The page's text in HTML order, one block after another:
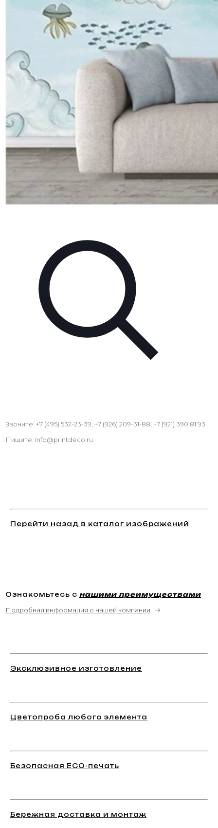
Звоните: +7 (495) 532-23-39, +7 (926) 209-31-88, +7 (921) 390 81 93
Пишите: info@printdeco.ru
Перейти назад в каталог изображений
Ознакомьтесь с нашими преимуществами
Подробная информация о нашей компании →
Эксклюзивное изготовление
Цветопроба любого элемента
Безопасная ECO-печать
Бережная доставка и монтаж